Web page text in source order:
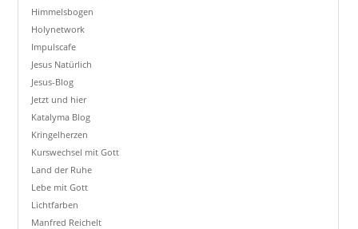
Himmelsbogen
Holynetwork
Impulscafe
Jesus Natürlich
Jesus-Blog
Jetzt und hier
Katalyma Blog
Kringelherzen
Kurswechsel mit Gott
Land der Ruhe
Lebe mit Gott
Lichtfarben
Manfred Reichelt